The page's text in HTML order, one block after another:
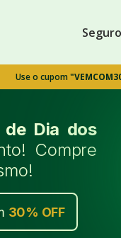
Use o cupom
de Dia dos
Compre
30% OFF